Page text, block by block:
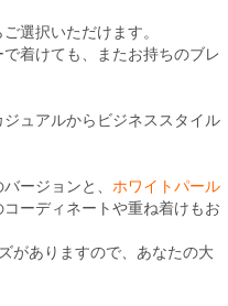
選択いただけます。
着けても、またお持ちのブレ
ュアルからビジネススタイル
ージョンと、 ホワイトパール
ーディネートや重ね着けもお
がありますので、あなたの大